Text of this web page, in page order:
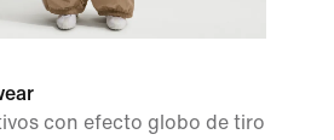
con efecto globo de tiro